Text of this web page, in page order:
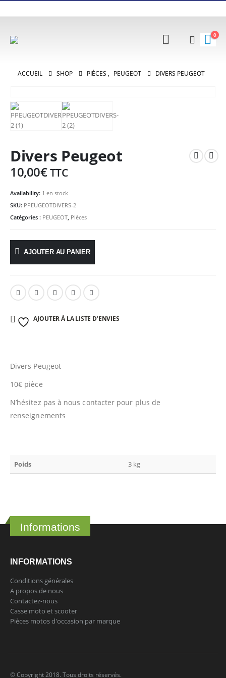
0
ACCUEIL SHOP PIÈCES , PEUGEOT DIVERS PEUGEOT
Divers Peugeot
10,00€ TTC
Availability: 1 en stock
SKU: PPEUGEOTDIVERS-2
Catégories : PEUGEOT, Pièces
AJOUTER AU PANIER
AJOUTER À LA LISTE D’ENVIES
Divers Peugeot
10€ pièce
N’hésitez pas à nous contacter pour plus de
renseignements
Poids 3 kg
Informations
INFORMATIONS
Conditions générales
A propos de nous
Contactez-nous
Casse moto et scooter
Pièces motos d'occasion par marque
© Copyright 2018. Tous droits réservés.